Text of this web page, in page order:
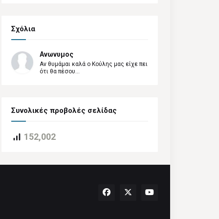
Σχόλια
Ανωνυμος
Αν θυμάμαι καλά ο Κούλης μας είχε πει
ότι θα πέσου...
Συνολικές προβολές σελίδας
152,002